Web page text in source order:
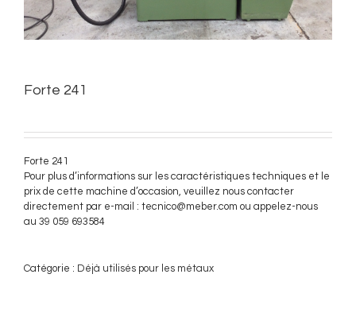
Forte 241
Forte 241
Pour plus d’informations sur les caractéristiques techniques et le
prix de cette machine d’occasion, veuillez nous contacter
directement par e-mail : tecnico@meber.com ou appelez-nous
au 39 059 693584
Catégorie : Déjà utilisés pour les métaux